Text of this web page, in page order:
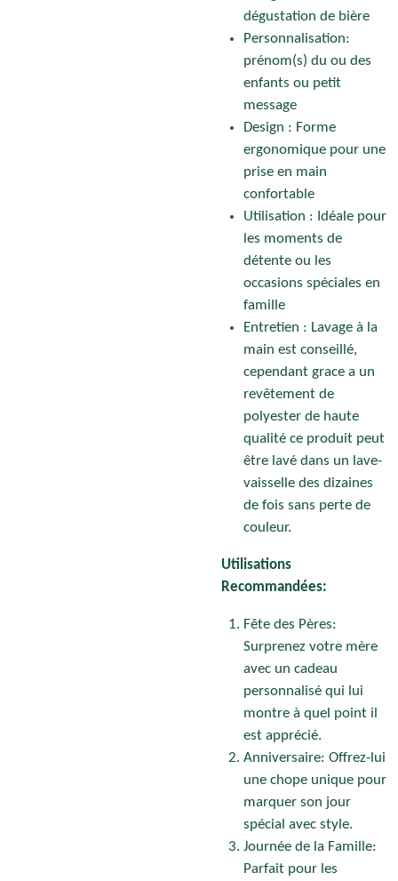
dégustation de bière
Personnalisation:
prénom(s) du ou des
enfants ou petit
message
Design : Forme
ergonomique pour une
prise en main
confortable
Utilisation : Idéale pour
les moments de
détente ou les
occasions spéciales en
famille
Entretien : Lavage à la
main est conseillé,
cependant grace a un
revêtement de
polyester de haute
qualité ce produit peut
être lavé dans un lave-
vaisselle des dizaines
de fois sans perte de
couleur.
Utilisations
Recommandées:
Fête des Pères:
Surprenez votre mère
avec un cadeau
personnalisé qui lui
montre à quel point il
est apprécié.
Anniversaire: Offrez-lui
une chope unique pour
marquer son jour
spécial avec style.
Journée de la Famille:
Parfait pour les